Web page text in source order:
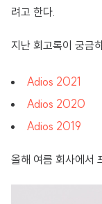
려고 한다.
지난 회고록이 궁금
Adios 2021
Adios 2020
Adios 2019
올해 여름 회사에서